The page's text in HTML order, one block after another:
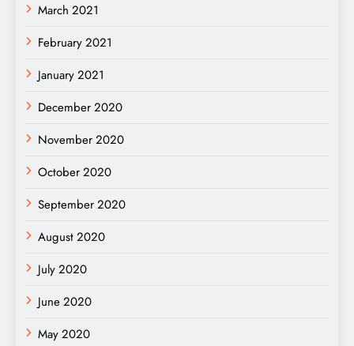
March 2021
February 2021
January 2021
December 2020
November 2020
October 2020
September 2020
August 2020
July 2020
June 2020
May 2020